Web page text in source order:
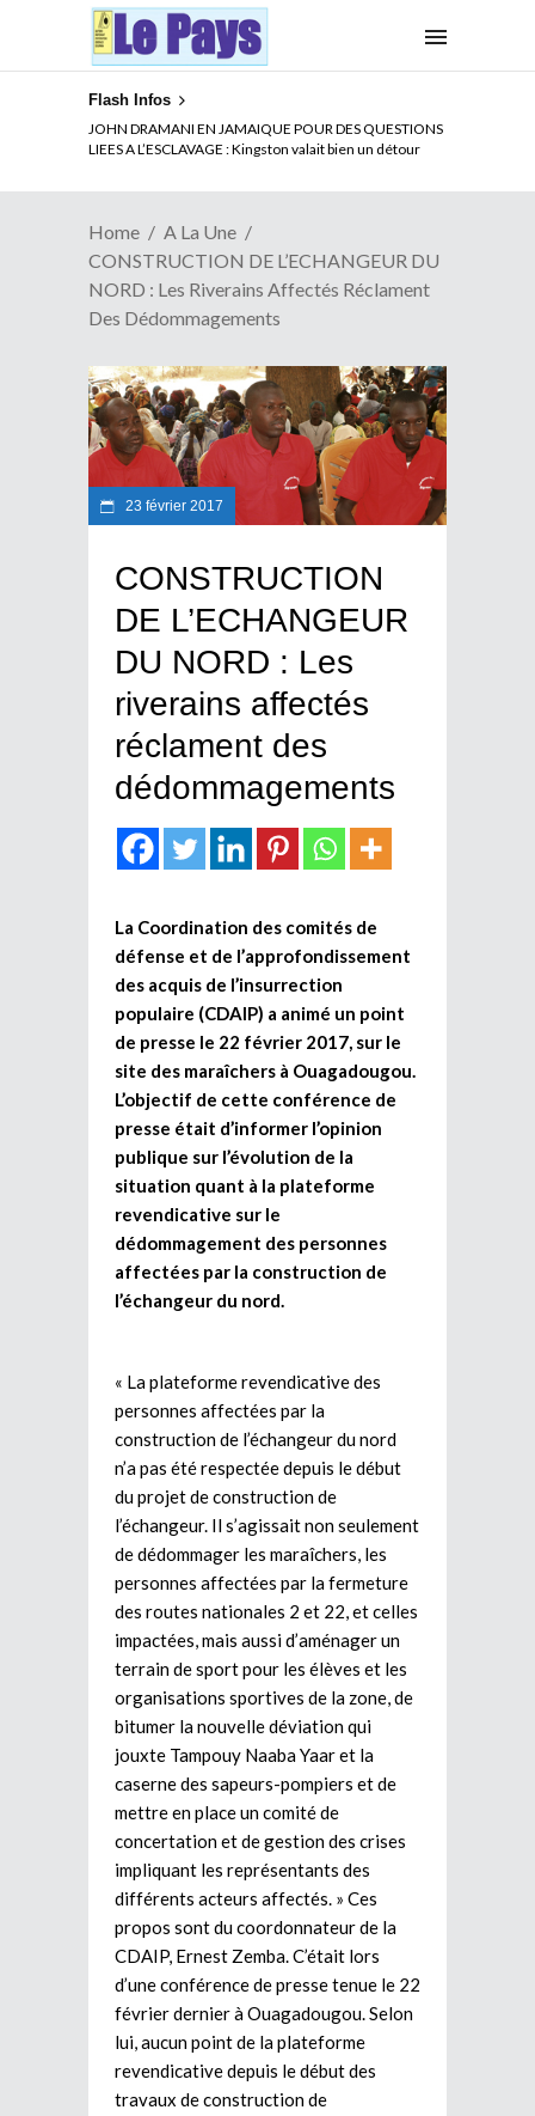
Flash Infos
JOHN DRAMANI EN JAMAIQUE POUR DES QUESTIONS
LIEES A L’ESCLAVAGE : Kingston valait bien un détour
ELECTION DE TALON A LA TETE DU SENAT BENINOIS :
Quand Patrice quitte le pouvoir sans partir !
Home
A La Une
CONSTRUCTION DE L’ECHANGEUR DU
NORD : Les Riverains Affectés Réclament
Des Dédommagements
23 février 2017
CONSTRUCTION
DE L’ECHANGEUR
DU NORD : Les
riverains affectés
réclament des
dédommagements
La Coordination des comités de
défense et de l’approfondissement
des acquis de l’insurrection
populaire (CDAIP) a animé un point
de presse le 22 février 2017, sur le
site des maraîchers à Ouagadougou.
L’objectif de cette conférence de
presse était d’informer l’opinion
publique sur l’évolution de la
situation quant à la plateforme
revendicative sur le
dédommagement des personnes
affectées par la construction de
l’échangeur du nord.
« La plateforme revendicative des
personnes affectées par la
construction de l’échangeur du nord
n’a pas été respectée depuis le début
du projet de construction de
l’échangeur. Il s’agissait non seulement
de dédommager les maraîchers, les
personnes affectées par la fermeture
des routes nationales 2 et 22, et celles
impactées, mais aussi d’aménager un
terrain de sport pour les élèves et les
organisations sportives de la zone, de
bitumer la nouvelle déviation qui
jouxte Tampouy Naaba Yaar et la
caserne des sapeurs-pompiers et de
mettre en place un comité de
concertation et de gestion des crises
impliquant les représentants des
différents acteurs affectés. » Ces
propos sont du coordonnateur de la
CDAIP, Ernest Zemba. C’était lors
d’une conférence de presse tenue le 22
février dernier à Ouagadougou. Selon
lui, aucun point de la plateforme
revendicative depuis le début des
travaux de construction de